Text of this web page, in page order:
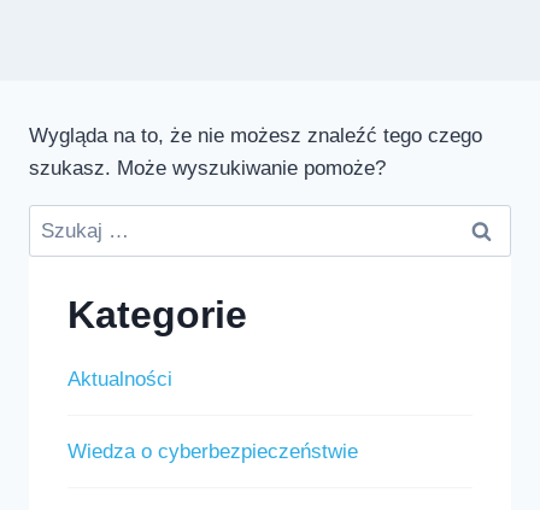
Wygląda na to, że nie możesz znaleźć tego czego
szukasz. Może wyszukiwanie pomoże?
Szukaj:
Kategorie
Aktualności
Wiedza o cyberbezpieczeństwie